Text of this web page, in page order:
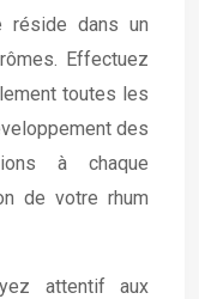
réside dans un
Effectuez
toutes les
des
à chaque
de votre rhum
attentif aux